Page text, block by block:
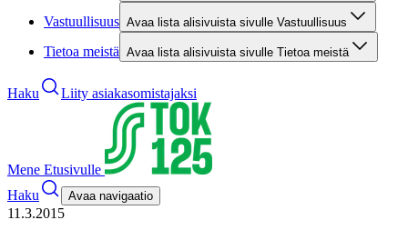
Vastuullisuus Avaa lista alisivuista sivulle Vastuullisuus
Tietoa meistä Avaa lista alisivuista sivulle Tietoa meistä
Haku Liity asiakasomistajaksi
Mene Etusivulle
Haku
Avaa navigaatio
11.3.2015